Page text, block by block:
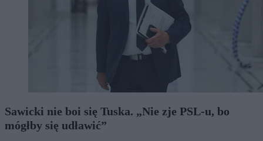
Sawicki nie boi się Tuska. „Nie zje PSL-u, bo
mógłby się udławić”